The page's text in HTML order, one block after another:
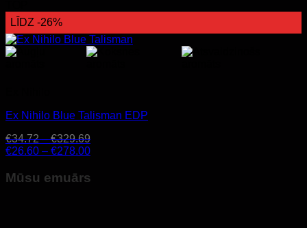
LĪDZ -26%
Ex Nihilo Blue Talisman EDP
€34.72–€329.69
€26.60 – €278.00
Mūsu emuārs